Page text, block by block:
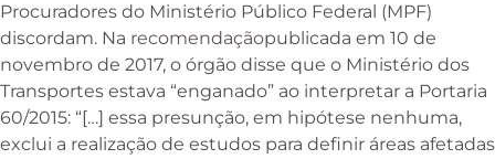
Procuradores do Ministério Público Federal (MPF)
discordam. Na recomendaçãopublicada em 10 de
novembro de 2017, o órgão disse que o Ministério dos
Transportes estava “enganado” ao interpretar a Portaria
60/2015: “[…] essa presunção, em hipótese nenhuma,
exclui a realização de estudos para definir áreas afetadas